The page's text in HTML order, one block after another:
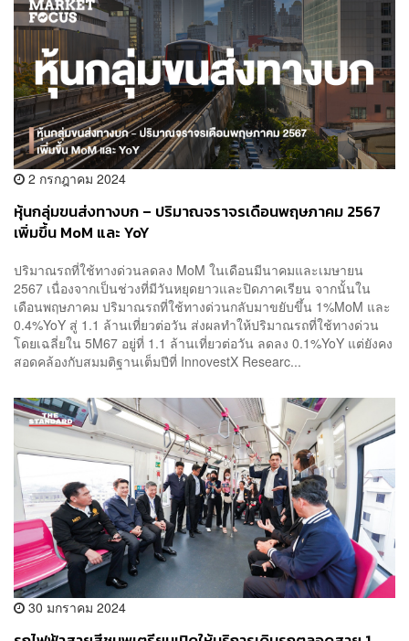
2 กรกฎาคม 2024
หุ้นกลุ่มขนส่งทางบก – ปริมาณจราจรเดือนพฤษภาคม 2567
เพิ่มขึ้น MoM และ YoY
ปริมาณรถที่ใช้ทางด่วนลดลง MoM ในเดือนมีนาคมและเมษายน
2567 เนื่องจากเป็นช่วงที่มีวันหยุดยาวและปิดภาคเรียน จากนั้นใน
เดือนพฤษภาคม ปริมาณรถที่ใช้ทางด่วนกลับมาขยับขึ้น 1%MoM และ
0.4%YoY สู่ 1.1 ล้านเที่ยวต่อวัน ส่งผลทำให้ปริมาณรถที่ใช้ทางด่วน
โดยเฉลี่ยใน 5M67 อยู่ที่ 1.1 ล้านเที่ยวต่อวัน ลดลง 0.1%YoY แต่ยังคง
สอดคล้องกับสมมติฐานเต็มปีที่ InnovestX Researc...
30 มกราคม 2024